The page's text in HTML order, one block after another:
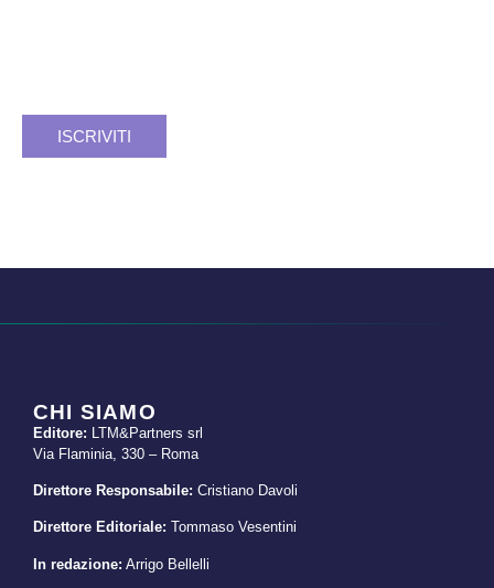
ISCRIVITI
CHI SIAMO
Editore: LTM&Partners srl
Via Flaminia, 330 – Roma
Direttore Responsabile: Cristiano Davoli
Direttore Editoriale: Tommaso Vesentini
In redazione: Arrigo Bellelli